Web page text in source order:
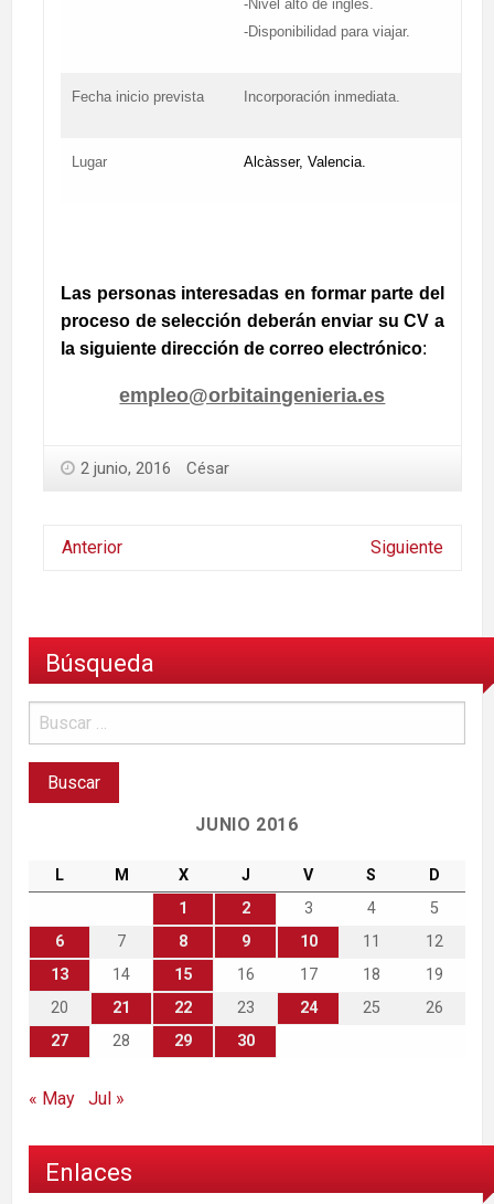
-Nivel alto de inglés.
-Disponibilidad para viajar.
Fecha inicio prevista Incorporación inmediata.
Lugar Alcàsser, Valencia.
Las personas interesadas en formar parte del
proceso de selección deberán enviar su CV a
la siguiente dirección de correo electrónico:
empleo@orbitaingenieria.es
2 junio, 2016 César
Anterior Siguiente
Búsqueda
JUNIO 2016
L M X J V S
D
1
2 3 4
5
6
7 8 9 10 11
12
13
14 15 16 17 18
19
20
21 22 23 24 25
26
27
28 29 30
« May Jul »
Enlaces